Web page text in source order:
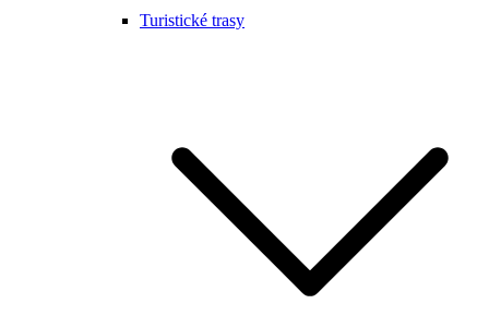
Turistické trasy